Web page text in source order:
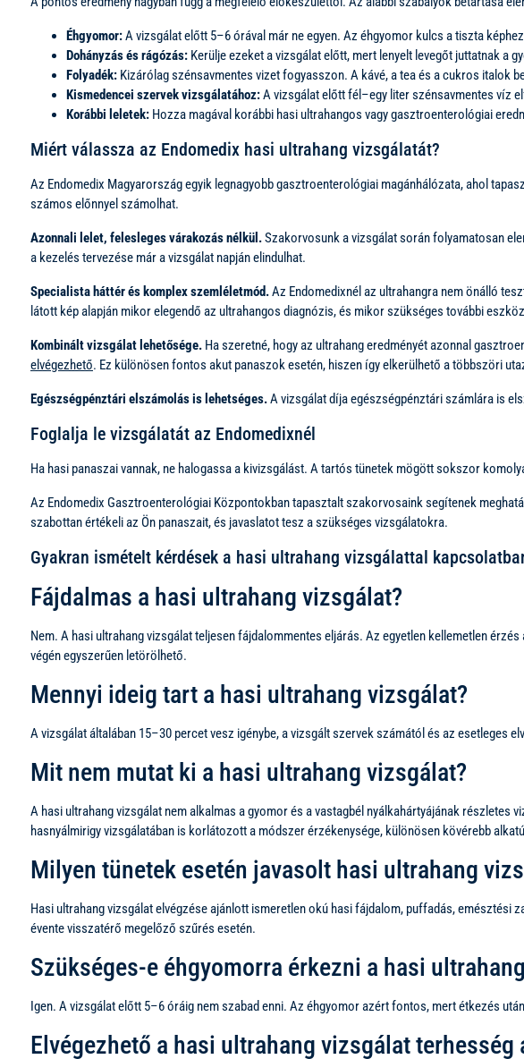
Éhgyomor:A vizsgálat előtt 5–6 órával már ne egyen. Az éhgyomor kulcs a tiszta
Dohányzás és rágózás: Kerülje ezeket a vizsgálat előtt, mert lenyelt levegőt juttatnak a
Folyadék: Kizárólag szénsavmentes vizet fogyasszon. A kávé, a tea és a cukros italok
Kismedencei szervek vizsgálatához:A vizsgálat előtt fél–egy liter szénsavmentes víz
Korábbi leletek: Hozza magával korábbi hasi ultrahangos vagy gasztroenterológiai
Miért válassza az Endomedix hasi ultrahang vizsgálatát?
Az Endomedix Magyarország egyik legnagyobb gasztroenterológiai magánhálózata, ahol
számos előnnyel számolhat.
Azonnali lelet, felesleges várakozás nélkül.Szakorvosunk a vizsgálat során folyamatosan
a kezelés tervezése már a vizsgálat napján elindulhat.
Specialista háttér és komplex szemléletmód.Az Endomedixnél az ultrahangra nem önálló
látott kép alapján mikor elegendő az ultrahangos diagnózis, és mikor szükséges további
Kombinált vizsgálat lehetősége. Ha szeretné, hogy az ultrahang eredményét azonnal
elvégezhető. Ez különösen fontos akut panaszok esetén, hiszen így elkerülhető a többszöri
Egészségpénztári elszámolás is lehetséges.A vizsgálat díja egészségpénztári számlára is
Foglalja le vizsgálatát az Endomedixnél
Ha hasi panaszai vannak, ne halogassa a kivizsgálást. A tartós tünetek mögött sokszor
Az Endomedix Gasztroenterológiai Központokban tapasztalt szakorvosaink segítenek
szabottan értékeli az Ön panaszait, és javaslatot tesz a szükséges vizsgálatokra.
Gyakran ismételt kérdések a hasi ultrahang vizsgálattal
Fájdalmas a hasi ultrahang vizsgálat?
Nem. A hasi ultrahang vizsgálat teljesen fájdalommentes eljárás. Az egyetlen kellemetlen
végén egyszerűen letörölhető.
Mennyi ideig tart a hasi ultrahang vizsgálat?
A vizsgálat általában 15–30 percet vesz igénybe, a vizsgált szervek számától és az esetleges
Mit nem mutat ki a hasi ultrahang vizsgálat?
A hasi ultrahang vizsgálat nem alkalmas a gyomor és a vastagbél nyálkahártyájának
hasnyálmirigy vizsgálatában is korlátozott a módszer érzékenysége, különösen kövérebb
Milyen tünetek esetén javasolt hasi ultrahang
Hasi ultrahang vizsgálat elvégzése ajánlott ismeretlen okú hasi fájdalom, puffadás, emésztési
évente visszatérő megelőző szűrés esetén.
Szükséges-e éhgyomorra érkezni a hasi
Igen. A vizsgálat előtt 5–6 óráig nem szabad enni. Az éhgyomor azért fontos, mert étkezés
Elvégezhető a hasi ultrahang vizsgálat terhesség